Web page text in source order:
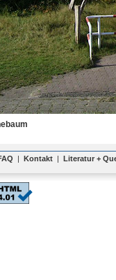
| Kontakt | Literatur +